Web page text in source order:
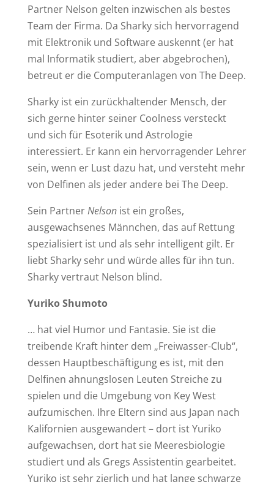
Partner Nelson gelten inzwischen als bestes
Team der Firma. Da Sharky sich hervorragend
mit Elektronik und Software auskennt (er hat
mal Informatik studiert, aber abgebrochen),
betreut er die Computeranlagen von The Deep.
Sharky ist ein zurückhaltender Mensch, der
sich gerne hinter seiner Coolness versteckt
und sich für Esoterik und Astrologie
interessiert. Er kann ein hervorragender Lehrer
sein, wenn er Lust dazu hat, und versteht mehr
von Delfinen als jeder andere bei The Deep.
Sein PartnerNelson ist ein großes,
ausgewachsenes Männchen, das auf Rettung
spezialisiert ist und als sehr intelligent gilt. Er
liebt Sharky sehr und würde alles für ihn tun.
Sharky vertraut Nelson blind.
Yuriko Shumoto
… hat viel Humor und Fantasie. Sie ist die
treibende Kraft hinter dem „Freiwasser-Club“,
dessen Hauptbeschäftigung es ist, mit den
Delfinen ahnungslosen Leuten Streiche zu
spielen und die Umgebung von Key West
aufzumischen. Ihre Eltern sind aus Japan nach
Kalifornien ausgewandert – dort ist Yuriko
aufgewachsen, dort hat sie Meeresbiologie
studiert und als Gregs Assistentin gearbeitet.
Yuriko ist sehr zierlich und hat lange schwarze